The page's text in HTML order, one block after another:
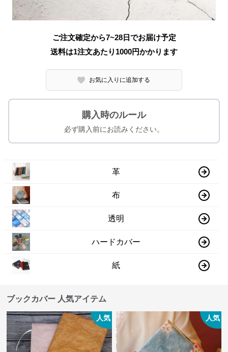
ご注文確定から7~28日でお届け予定
送料は1注文あたり 1000円かかります
お気に入りに追加する
購入時のルール
必ず購入前にお読みください。
革
布
透明
ハードカバー
紙
ブックカバー 人気アイテム
人気 人気